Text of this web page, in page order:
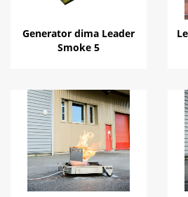
Generator dima Leader
Smoke 5